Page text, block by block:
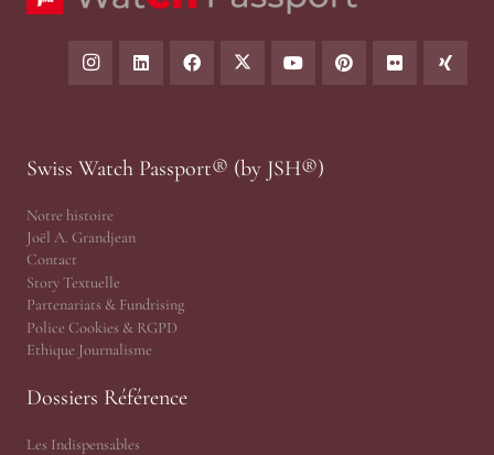
Swiss Watch Passport® (by JSH®)
Notre histoire
Joël A. Grandjean
Contact
Story Textuelle
Partenariats & Fundrising
Police Cookies & RGPD
Ethique Journalisme
Dossiers Référence
Les Indispensables